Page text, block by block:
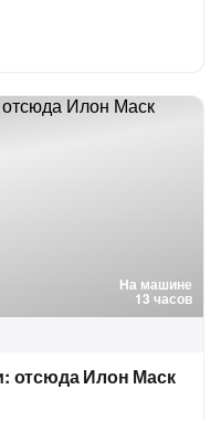
На машине
13 часов
отсюда Илон Маск